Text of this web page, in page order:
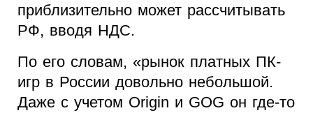
приблизительно может рассчитывать
РФ, вводя НДС.
По его словам, «рынок платных ПК-
игр в России довольно небольшой.
Даже с учетом Origin и GOG он где-то